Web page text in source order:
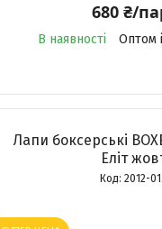
680 ₴/
В наявності Оптом
Лапи боксерські
Еліт
2012-